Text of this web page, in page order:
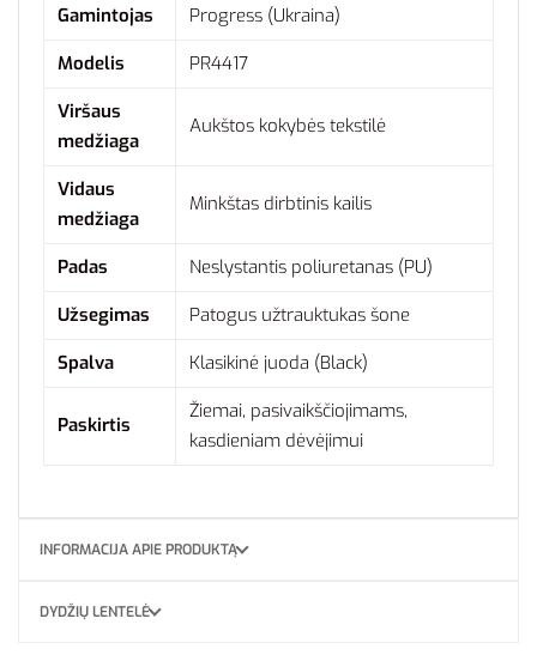
Gamintojas
Progress (Ukraina)
Modelis
PR4417
Viršaus
medžiaga
Aukštos kokybės tekstilė
Vidaus
medžiaga
Minkštas dirbtinis kailis
Padas
Neslystantis poliuretanas (PU)
Užsegimas
Patogus užtrauktukas šone
Spalva
Klasikinė juoda (Black)
Paskirtis
Žiemai, pasivaikščiojimams,
kasdieniam dėvėjimui
INFORMACIJA APIE PRODUKTĄ
DYDŽIŲ LENTELĖ